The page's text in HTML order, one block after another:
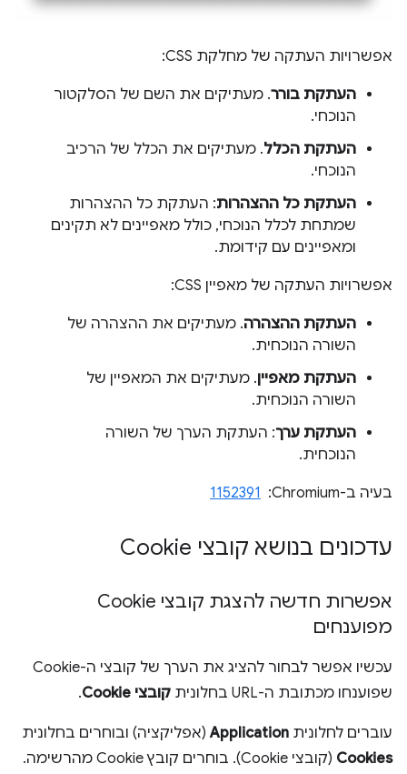
אפשרויות העתקה של מחלקת CSS:
העתקת בורר. מעתיקים את השם של הסלקטור
הנוכחי.
העתקת הכלל. מעתיקים את הכלל של הרכיב
הנוכחי.
העתקת כל ההצהרות: העתקת כל ההצהרות
שמתחת לכלל הנוכחי, כולל מאפיינים לא תקינים
ומאפיינים עם קידומת.
אפשרויות העתקה של מאפיין CSS:
העתקת ההצהרה. מעתיקים את ההצהרה של
השורה הנוכחית.
העתקת מאפיין. מעתיקים את המאפיין של
השורה הנוכחית.
העתקת ערך: העתקת הערך של השורה
הנוכחית.
בעיה ב-Chromium: ‏ 1152391
עדכונים בנושא קובצי Cookie
אפשרות חדשה להצגת קובצי Cookie
מפוענחים
עכשיו אפשר לבחור להציג את הערך של קובצי ה-Cookie
שפוענחו מכתובת ה-URL בחלונית
קובצי Cookie .
עוברים לחלונית Application(אפליקציה) ובוחרים בחלונית
Cookies
(קובצי Cookie). בוחרים קובץ Cookie מהרשימה.